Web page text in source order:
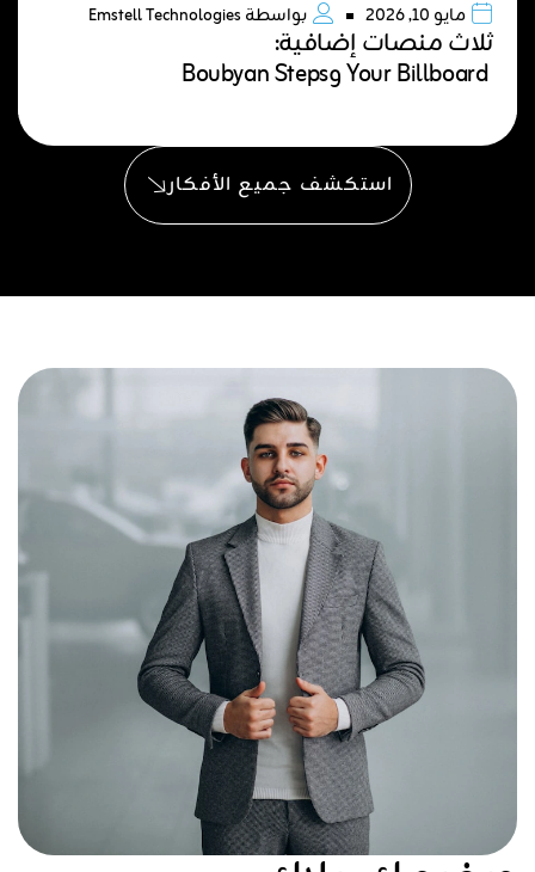
مايو 10, 2026 بواسطة
ثلاث منصات إضافية:
Your Billboard وBoubyan Steps
استكشف جميع الأفكار